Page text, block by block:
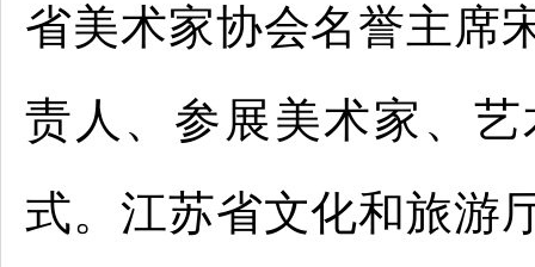
省美术家协会名誉主席
责人、参展美术家、
式。江苏省文化和旅游